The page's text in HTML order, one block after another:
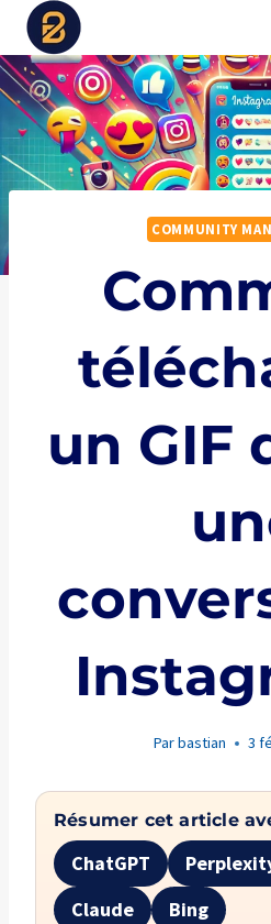
Aller
contenu
COMMUNITY
un GIF
Parbastian 3
Résumer cet article
ChatGPT
Claude
Bing